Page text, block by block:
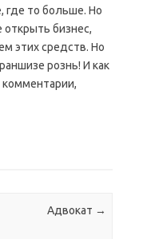
где то больше. Но
открыть бизнес,
этих средств. Но
рознь! И как
комментарии,
Адвокат →